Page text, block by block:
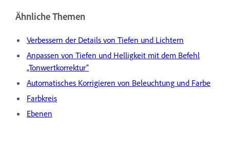
Ähnliche Themen
Verbessern der Details von Tiefen und Lichtern
Anpassen von Tiefen und Helligkeit mit dem Befehl
„Tonwertkorrektur“
Automatisches Korrigieren von Beleuchtung und Farbe
Farbkreis
Ebenen